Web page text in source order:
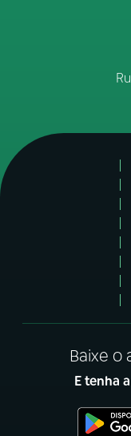
Baixe o
E tenha